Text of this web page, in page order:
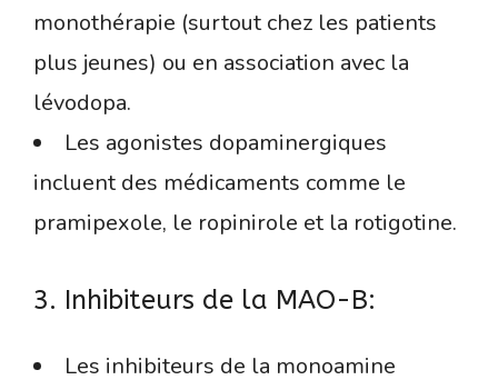
monothérapie (surtout chez les patients
plus jeunes) ou en association avec la
lévodopa.
Les agonistes dopaminergiques
incluent des médicaments comme le
pramipexole, le ropinirole et la rotigotine.
3. Inhibiteurs de la MAO-B:
Les inhibiteurs de la monoamine